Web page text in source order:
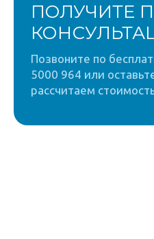
ПОЛУЧИТЕ
Позвоните по
5000 964 или
рассчитаем